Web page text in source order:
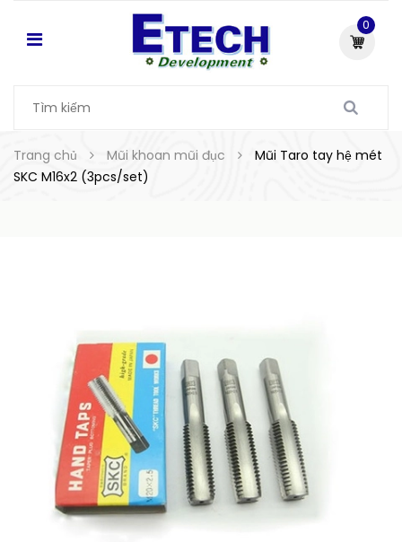
0
Trang chủ Mũi khoan mũi đục
Mũi Taro tay hệ mét
SKC M16x2 (3pcs/set)